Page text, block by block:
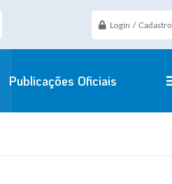
Login / Cadastro
Publicações Oficiais